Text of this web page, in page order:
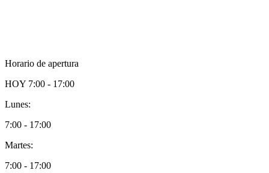
Horario de apertura
HOY 7:00 - 17:00
Lunes:
7:00 - 17:00
Martes:
7:00 - 17:00